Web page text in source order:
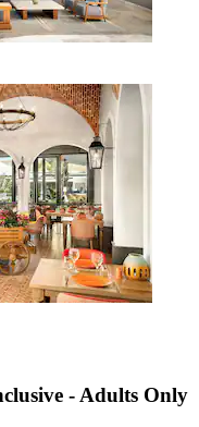
- Adults Only